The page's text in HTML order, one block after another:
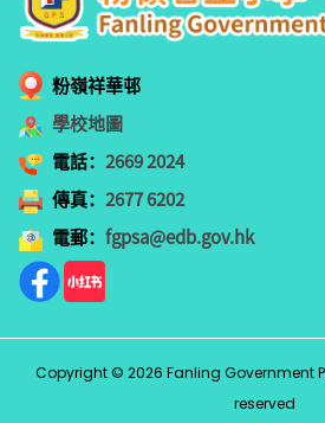
粉嶺祥華邨
學校地圖
電話：2669 2024
傳真：2677 6202
電郵：fgpsa@edb.gov.hk
Copyright © 2026 Fanling Government
reserved